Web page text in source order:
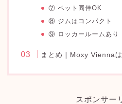
⑦ ペット同伴OK
⑧ ジムはコンパクト
⑨ ロッカールームあり
まとめ｜Moxy Vienna
スポンサー